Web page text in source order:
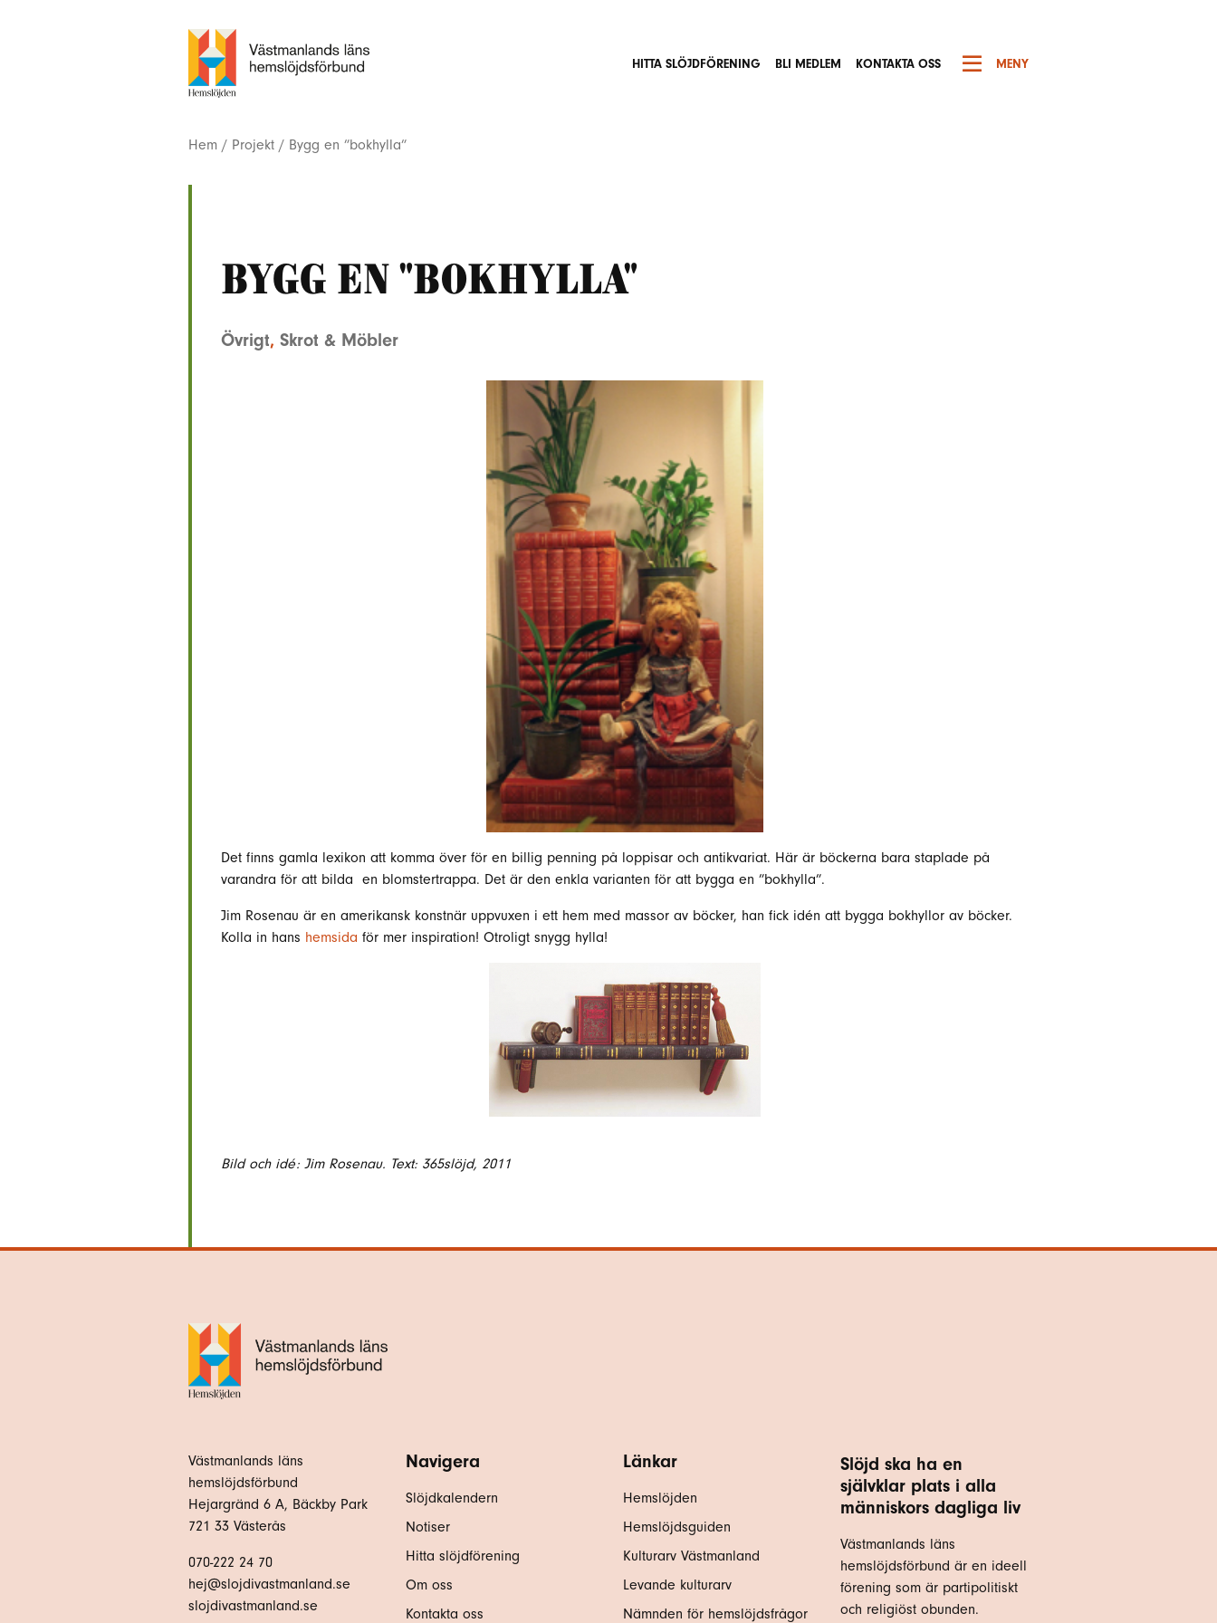
HITTA SLÖJDFÖRENING BLI MEDLEM KONTAKTA OSS MENY
Hem / Projekt / Bygg en ”bokhylla”
Bygg en "bokhylla"
Övrigt, Skrot & Möbler
Det finns gamla lexikon att komma över för en billig penning på loppisar och antikvariat. Här är böckerna bara staplade på
varandra för att bilda en blomstertrappa. Det är den enkla varianten för att bygga en ”bokhylla”.
Jim Rosenau är en amerikansk konstnär uppvuxen i ett hem med massor av böcker, han fick idén att bygga bokhyllor av böcker.
Kolla in hans hemsida för mer inspiration! Otroligt snygg hylla!
Bild och idé: Jim Rosenau. Text: 365slöjd, 2011
Västmanlands läns
hemslöjdsförbund
Hejargränd 6 A, Bäckby Park
721 33 Västerås
070-222 24 70
hej@slojdivastmanland.se
slojdivastmanland.se
Navigera
Slöjdkalendern
Notiser
Hitta slöjdförening
Om oss
Kontakta oss
Länkar
Hemslöjden
Hemslöjdsguiden
Kulturarv Västmanland
Levande kulturarv
Nämnden för hemslöjdsfrågor
Slöjd ska ha en
självklar plats i alla
människors dagliga liv
Västmanlands läns
hemslöjdsförbund är en ideell
förening som är partipolitiskt
och religiöst obunden.